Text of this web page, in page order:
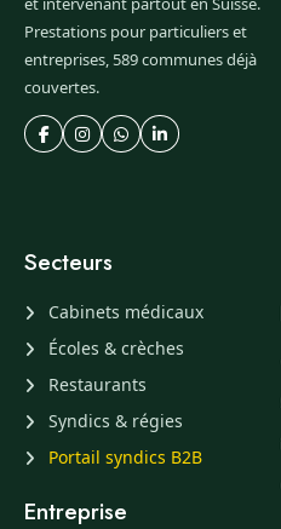
Prestations pour particuliers et
entreprises, 589 communes déjà
couvertes.
Secteurs
Cabinets médicaux
Écoles & crèches
Restaurants
Syndics & régies
Portail syndics B2B
Entreprise